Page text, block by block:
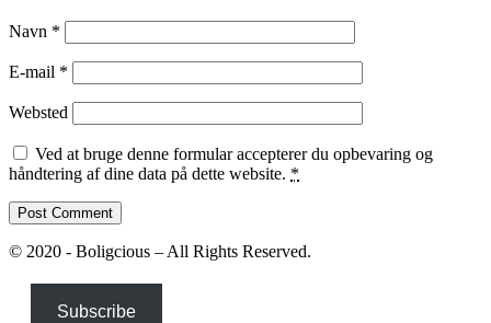
Navn *
E-mail *
Websted
Ved at bruge denne formular accepterer du opbevaring og
håndtering af dine data på dette website. *
© 2020 - Boligcious – All Rights Reserved.
Subscribe